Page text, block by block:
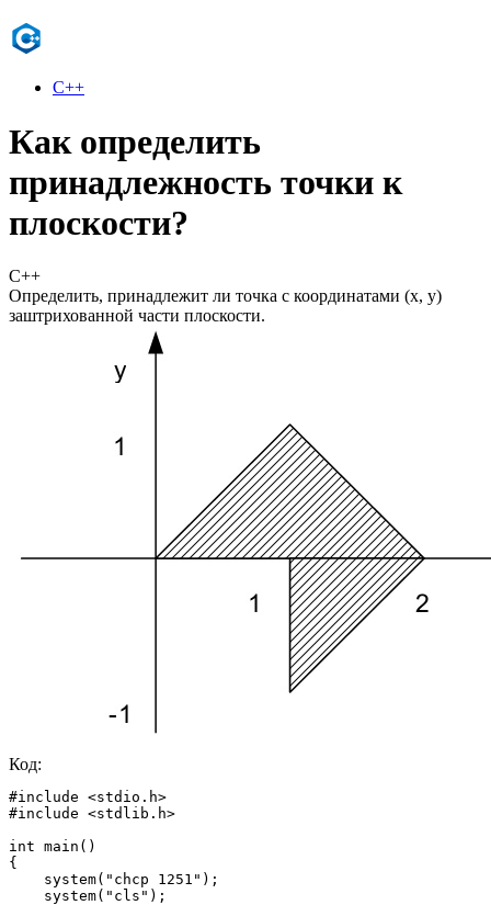
C++
Как определить
принадлежность точки к
плоскости?
С++
Определить, принадлежит ли точка с координатами (х, у)
заштрихованной части плоскости.
Код:
#include <stdio.h>
#include <stdlib.h>
int main()
{
    system("chcp 1251");
    system("cls");